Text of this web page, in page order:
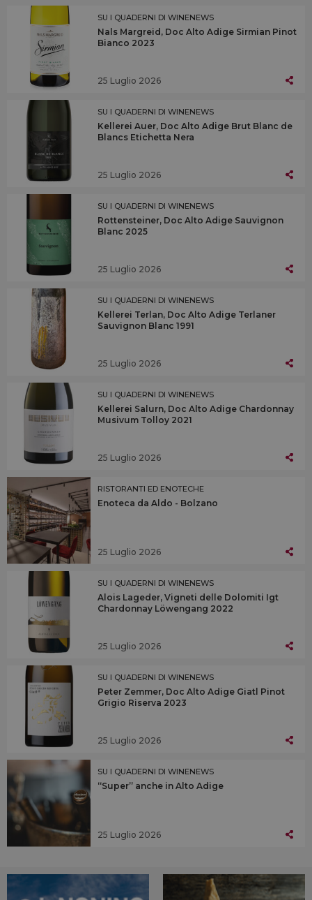
SU I QUADERNI DI WINENEWS
Nals Margreid, Doc Alto Adige Sirmian Pinot
Bianco 2023
25 Luglio 2026
SU I QUADERNI DI WINENEWS
Kellerei Auer, Doc Alto Adige Brut Blanc de
Blancs Etichetta Nera
25 Luglio 2026
SU I QUADERNI DI WINENEWS
Rottensteiner, Doc Alto Adige Sauvignon
Blanc 2025
25 Luglio 2026
SU I QUADERNI DI WINENEWS
Kellerei Terlan, Doc Alto Adige Terlaner
Sauvignon Blanc 1991
25 Luglio 2026
SU I QUADERNI DI WINENEWS
Kellerei Salurn, Doc Alto Adige Chardonnay
Musivum Tolloy 2021
25 Luglio 2026
RISTORANTI ED ENOTECHE
Enoteca da Aldo - Bolzano
25 Luglio 2026
SU I QUADERNI DI WINENEWS
Alois Lageder, Vigneti delle Dolomiti Igt
Chardonnay Löwengang 2022
25 Luglio 2026
SU I QUADERNI DI WINENEWS
Peter Zemmer, Doc Alto Adige Giatl Pinot
Grigio Riserva 2023
25 Luglio 2026
SU I QUADERNI DI WINENEWS
“Super” anche in Alto Adige
25 Luglio 2026